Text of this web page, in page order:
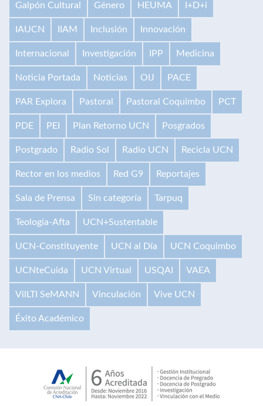
Galpón Cultural Género HEUMA I+D+i
IAUCN IIAM Inclusión Innovación
Internacional Investigación IPP Medicina
Noticia Portada Noticias OIJ PACE
PAR Explora Pastoral Pastoral Coquimbo PCT
PDE PEI Plan Retorno UCN Posgrados
Postgrado Radio Sol Radio UCN Recicla UCN
Rector en los medios Red G9 Reportajes
Sala de Prensa Sin categoría Tarpuq
Teología-Afta UCN+Sustentable
UCN-Constituyente UCN al Día UCN Coquimbo
UCNteCuida UCN Virtual USQAI VAEA
VilLTI SeMANN Vinculación Vive UCN
Éxito Académico